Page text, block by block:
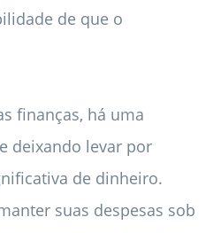
de que o
finanças, há uma
deixando levar por
de dinheiro.
suas despesas sob